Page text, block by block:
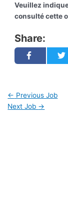
Veuillez
consulté cette
Share:
← Previous Job
Next Job →